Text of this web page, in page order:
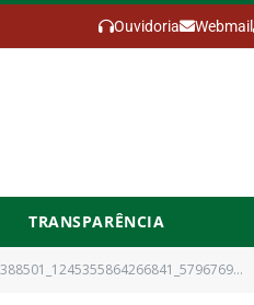
Ouvidoria Webmail
TRANSPARÊNCIA